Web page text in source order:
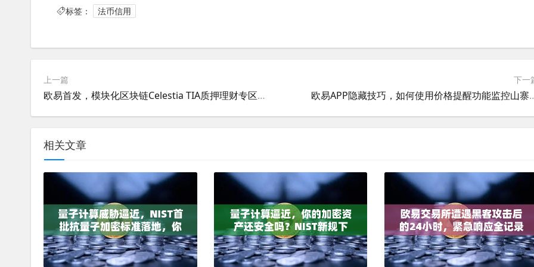
标签： 法币信用
上一篇
欧易首发，模块化区块链Celestia TIA质押理财专区上线—深度解析与投资指南
下一
欧易APP隐藏技巧，如何使用价
相关文章